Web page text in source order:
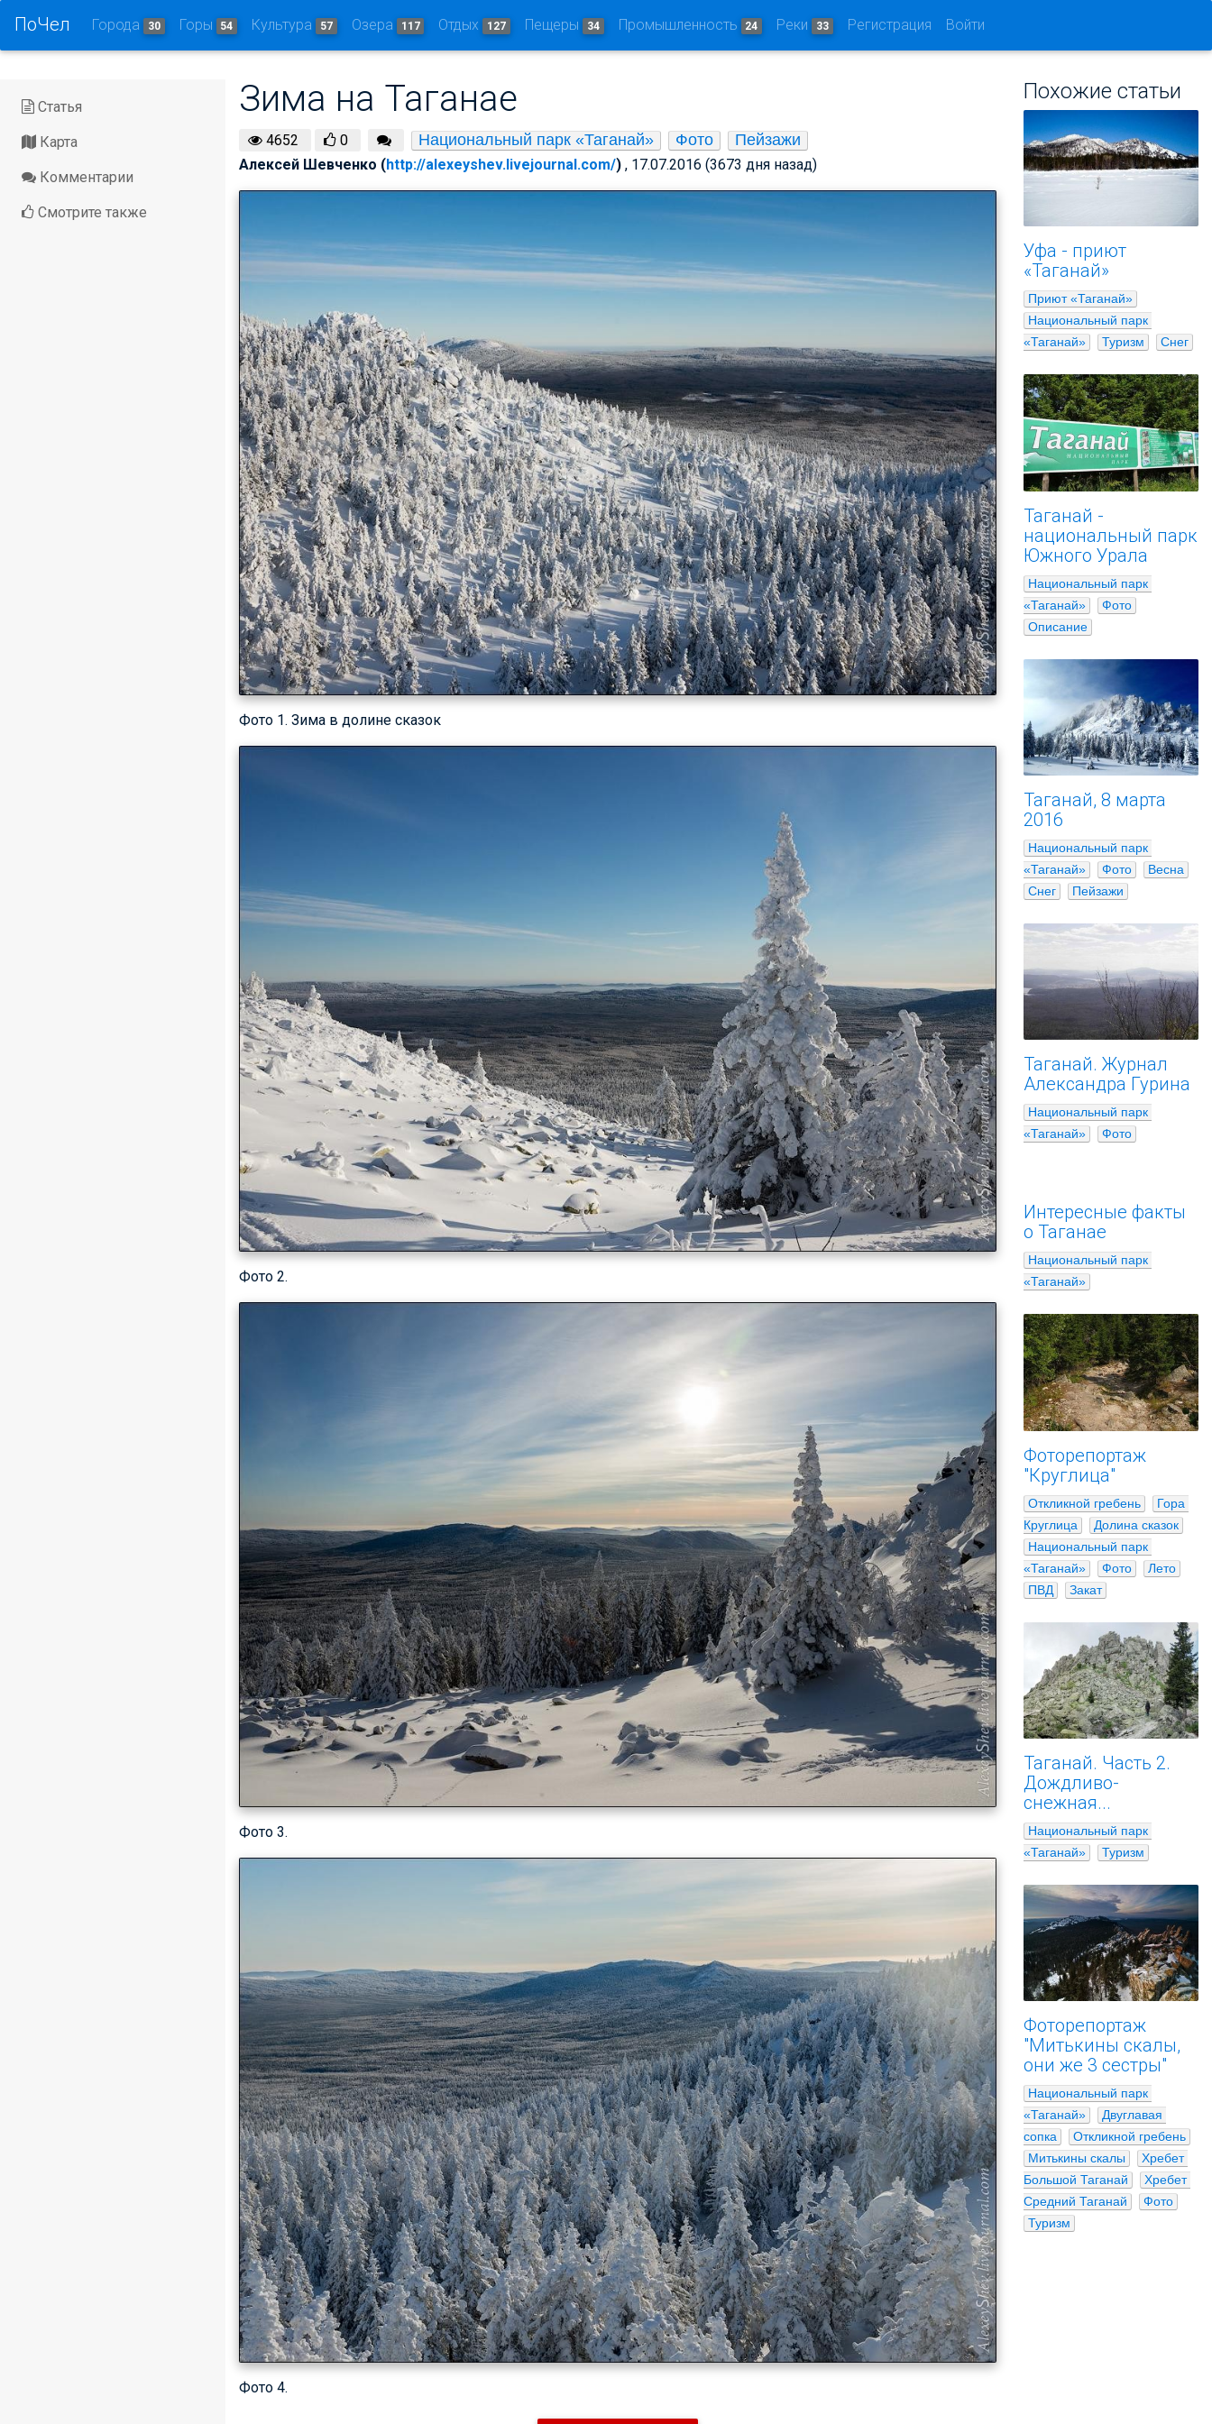
ПоЧел Города 30 Горы 54 Культура 57 Озера 117 Отдых 127 Пещеры 34 Промышленность 24 Реки 33 Регистрация Войти
Статья
Карта
Комментарии
Смотрите также
Зима на Таганае
4652 0 Национальный парк «Таганай» Фото Пейзажи
Алексей Шевченко (http://alexeyshev.livejournal.com/) , 17.07.2016 (3673 дня назад)
Фото 1. Зима в долине сказок
Фото 2.
Фото 3.
Фото 4.
Похожие статьи
Уфа - приют
«Таганай»
Приют «Таганай»
Национальный парк
«Таганай»
Туризм Снег
Таганай -
национальный парк
Южного Урала
Национальный парк
«Таганай»
Фото
Описание
Таганай, 8 марта
2016
Национальный парк
«Таганай»
Фото
Весна
Снег
Пейзажи
Таганай. Журнал
Александра Гурина
Национальный парк
«Таганай»
Фото
Интересные факты
о Таганае
Национальный парк
«Таганай»
Фоторепортаж
"Круглица"
Откликной гребень
Гора
Круглица
Долина сказок
Национальный парк
«Таганай»
Фото
Лето
ПВД
Закат
Таганай. Часть 2.
Дождливо-
снежная...
Национальный парк
«Таганай»
Туризм
Фоторепортаж
"Митькины скалы,
они же 3 сестры"
Национальный парк
«Таганай»
Двуглавая
сопка
Откликной гребень
Митькины скалы
Хребет
Большой Таганай
Хребет
Средний Таганай
Фото
Туризм